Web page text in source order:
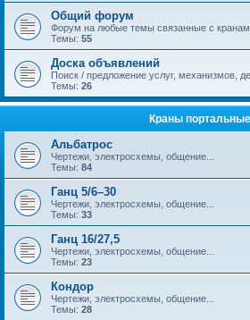
Общий форум
Форум на любые темы связанные с
Темы: 55
Доска объявлений
Поиск / предложение услуг, механизмов,
Темы: 26
Краны портальные
Альбатрос
Чертежи, электросхемы, общение...
Темы: 84
Ганц 5/6–30
Чертежи, электросхемы, общение...
Темы: 33
Ганц 16/27,5
Чертежи, электросхемы, общение...
Темы: 23
Кондор
Чертежи, электросхемы, общение...
Темы: 28